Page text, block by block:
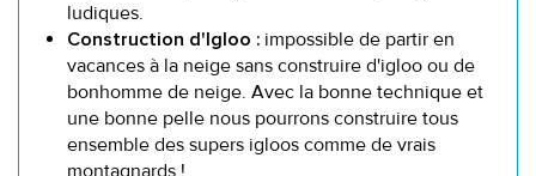
ludiques.
Construction d'Igloo : impossible de partir en
vacances à la neige sans construire d'igloo ou de
bonhomme de neige. Avec la bonne technique et
une bonne pelle nous pourrons construire tous
ensemble des supers igloos comme de vrais